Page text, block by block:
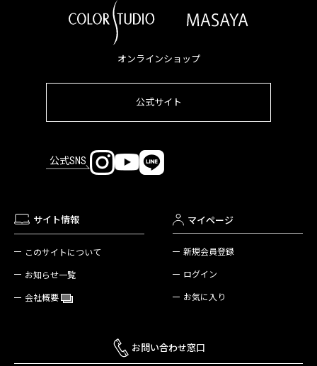
オンラインショップ
公式サイト
公式SNS
サイト情報
このサイトについて
お知らせ一覧
会社概要
マイページ
新規会員登録
ログイン
お気に入り
お問い合わせ窓口